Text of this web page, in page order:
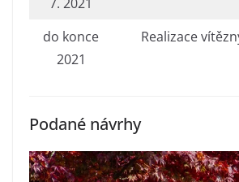
7. 2021
do konce
2021
Realizace
Podané návrhy